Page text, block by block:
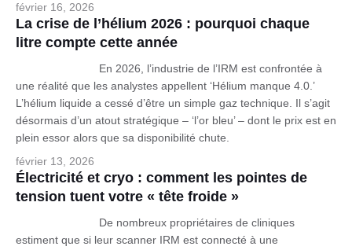
février 16, 2026
La crise de l’hélium 2026 : pourquoi chaque
litre compte cette année
En 2026, l’industrie de l’IRM est confrontée à
une réalité que les analystes appellent ‘Hélium manque 4.0.’
L’hélium liquide a cessé d’être un simple gaz technique. Il s’agit
désormais d’un atout stratégique – ‘l’or bleu’ – dont le prix est en
plein essor alors que sa disponibilité chute.
février 13, 2026
Électricité et cryo : comment les pointes de
tension tuent votre « tête froide »
De nombreux propriétaires de cliniques
estiment que si leur scanner IRM est connecté à une